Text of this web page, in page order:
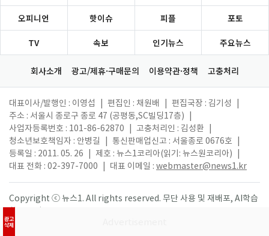
광고
삭제
오피니언 핫이슈 피플 포토
TV 속보 인기뉴스 주요뉴스
회사소개 광고/제휴·구매문의 이용약관·정책 고충처리
대표이사/발행인 : 이영섭 편집인 : 채원배 편집국장 : 김기성
주소 : 서울시 종로구 종로 47 (공평동,SC빌딩17층)
사업자등록번호 : 101-86-62870
고충처리인 : 김성환
청소년보호책임자 : 안병길
통신판매업신고 : 서울종로 0676호
등록일 : 2011. 05. 26
제호 : 뉴스1코리아(읽기: 뉴스원코리아)
대표 전화 : 02-397-7000
대표 이메일 : webmaster@news1.kr
Copyright ⓒ 뉴스1. All rights reserved. 무단 사용 및 재배포, AI학습
활용 금지.